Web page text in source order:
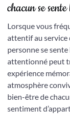
chacun se
Lorsque vous
attentif au service
personne se
attentionné peut
expérience
atmosphère
bien-être de
sentiment